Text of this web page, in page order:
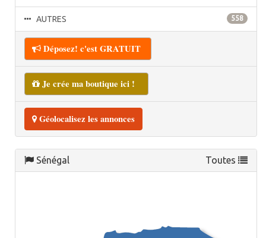
AUTRES 558
Déposez! c'est GRATUIT
Je crée ma boutique ici !
Géolocalisez les annonces
Sénégal Toutes